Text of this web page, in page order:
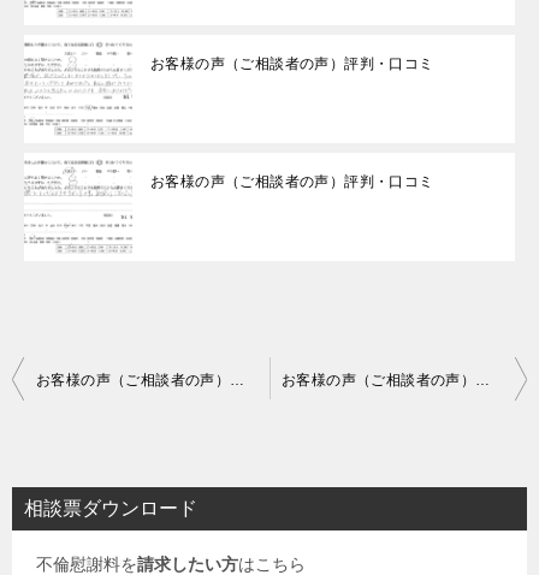
お客様の声（ご相談者の声）評判・口コミ
お客様の声（ご相談者の声）評判・口コミ
投
ビ
ゲ
お客様の声（ご相談者の声）評判・口コミ お客様の声（ご相談者の声）評判・口コミ
相談票ダウンロード
不倫慰謝料を請求したい方はこちら